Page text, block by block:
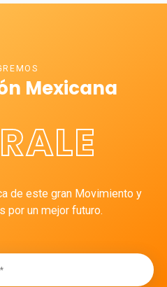
Mexicana
de este gran Movimiento y
por un mejor futuro.